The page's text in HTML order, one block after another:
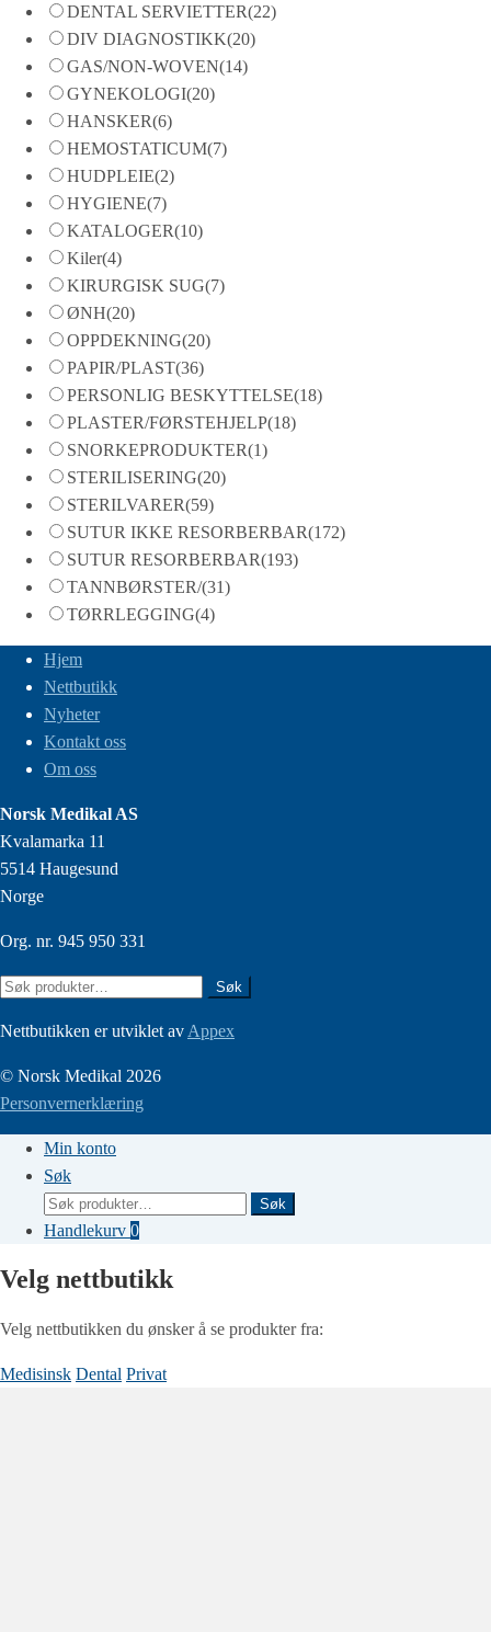
DENTAL SERVIETTER(22)
DIV DIAGNOSTIKK(20)
GAS/NON-WOVEN(14)
GYNEKOLOGI(20)
HANSKER(6)
HEMOSTATICUM(7)
HUDPLEIE(2)
HYGIENE(7)
KATALOGER(10)
Kiler(4)
KIRURGISK SUG(7)
ØNH(20)
OPPDEKNING(20)
PAPIR/PLAST(36)
PERSONLIG BESKYTTELSE(18)
PLASTER/FØRSTEHJELP(18)
SNORKEPRODUKTER(1)
STERILISERING(20)
STERILVARER(59)
SUTUR IKKE RESORBERBAR(172)
SUTUR RESORBERBAR(193)
TANNBØRSTER/(31)
TØRRLEGGING(4)
Hjem
Nettbutikk
Nyheter
Kontakt oss
Om oss
Norsk Medikal AS
Kvalamarka 11
5514 Haugesund
Norge
Org. nr. 945 950 331
Søk
Søk
Nettbutikken er utviklet av Appex
© Norsk Medikal 2026
Personvernerklæring
Min konto
Søk
Søk
etter:
Søk
Handlekurv 0
Velg nettbutikk
Velg nettbutikken du ønsker å se produkter fra:
Medisinsk Dental Privat